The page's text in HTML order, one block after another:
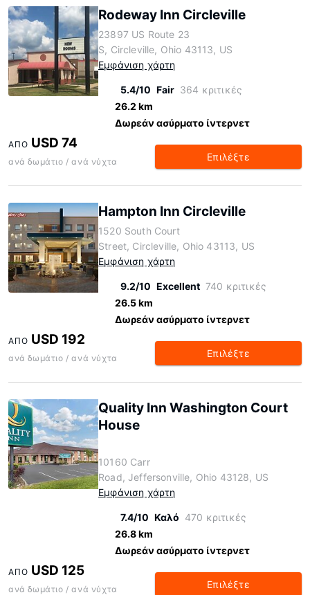
Rodeway Inn Circleville
23897 US Route 23
S, Circleville, Ohio 43113, US
Εμφάνιση χάρτη
5.4/10 Fair 364 κριτικές
26.2 km
Δωρεάν ασύρματο ίντερνετ
ΑΠΌ USD 74
ανά δωμάτιο / ανά νύχτα Επιλέξτε
Hampton Inn Circleville
1520 South Court
Street, Circleville, Ohio 43113, US
Εμφάνιση χάρτη
9.2/10 Excellent 740 κριτικές
26.5 km
Δωρεάν ασύρματο ίντερνετ
ΑΠΌ USD 192
ανά δωμάτιο / ανά νύχτα Επιλέξτε
Quality Inn Washington Court
House
10160 Carr
Road, Jeffersonville, Ohio 43128, US
Εμφάνιση χάρτη
7.4/10 Καλό 470 κριτικές
26.8 km
Δωρεάν ασύρματο ίντερνετ
ΑΠΌ USD 125
ανά δωμάτιο / ανά νύχτα Επιλέξτε